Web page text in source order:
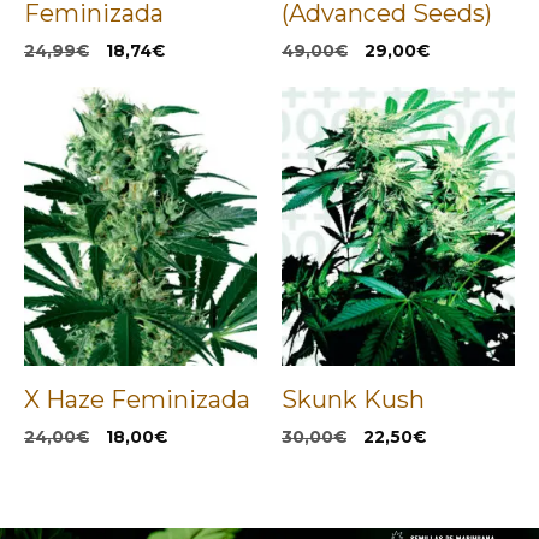
Feminizada
24,99€
El
original
era:
24,99€.
18,74€El
es:
18,74€.
(Advanced Seeds)
49,00€
El
original
era:
49,00€.
29,00€El
actual
es:
29,00€.
X Haze Feminizada
24,00€
El
24,00€.
18,00€El
18,00€.
Skunk Kush
30,00€
El
30,00€.
22,50€El
22,50€.